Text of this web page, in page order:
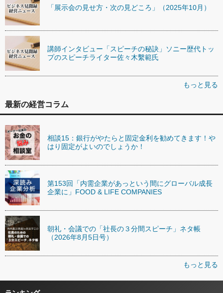
「展示会の見せ方・次の見どころ」（2025年10月）
講師インタビュー「スピーチの秘訣」ソニー歴代トッ
プのスピーチライター佐々木繫範氏
もっと見る
最新の経営コラム
相談15：銀行がやたらと固定金利を勧めてきます！や
はり固定がよいのでしょうか！
第153回「内需企業があっという間にグローバル成長
企業に」FOOD & LIFE COMPANIES
朝礼・会議での「社長の３分間スピーチ」ネタ帳
（2026年8月5日号）
もっと見る